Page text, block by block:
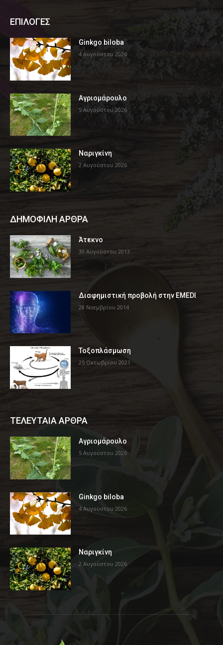
ΕΠΙΛΟΓΕΣ
Ginkgo biloba
4 Αυγούστου 2026
Αγριομάρουλο
5 Αυγούστου 2026
Ναριγκίνη
2 Αυγούστου 2026
ΔΗΜΟΦΙΛΗ ΑΡΘΡΑ
Άτεκνο
30 Αυγούστου 2013
Διαφημιστική προβολή στην EMEDI
28 Νοεμβρίου 2014
Τοξοπλάσμωση
25 Οκτωβρίου 2021
ΤΕΛΕΥΤΑΙΑ ΑΡΘΡΑ
Αγριομάρουλο
5 Αυγούστου 2026
Ginkgo biloba
4 Αυγούστου 2026
Ναριγκίνη
2 Αυγούστου 2026